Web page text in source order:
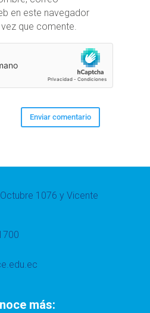
en este navegador
que comente.
1076 y Vicente
más: